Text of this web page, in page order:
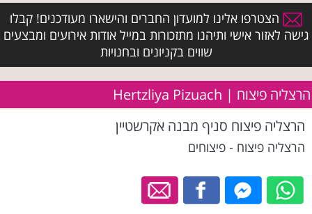
הצטרפו אלינו למועדון החברים והישארו מעודכנים! קבלו
גישה לאזור אישי ותיהנו מתזכורות במייל אודות אירועים ומבצעים
שווים בקניונים ובחנויות
הרצליה פיצוח | Hertzliya Pizuach
הרצליה פיצוח סניף מבנה אקרשטיין
הרצליה פיצוח - פיצוחים